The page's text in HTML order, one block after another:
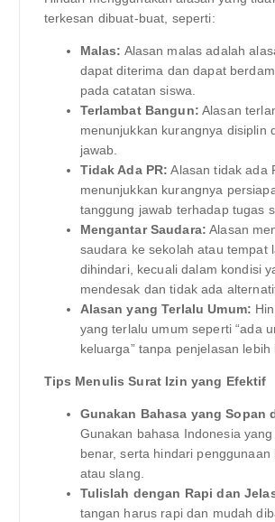
terkesan dibuat-buat, seperti:
Malas: Alasan malas adalah
dapat diterima dan dapat
pada catatan siswa.
Terlambat Bangun: Alasan
menunjukkan kurangnya disiplin
jawab.
Tidak Ada PR: Alasan tidak ada
menunjukkan kurangnya
tanggung jawab terhadap tugas
Mengantar Saudara: Alasan
saudara ke sekolah atau tempat
dihindari, kecuali dalam kondisi
mendesak dan tidak ada
Alasan yang Terlalu Umum:
yang terlalu umum seperti “ada
keluarga” tanpa penjelasan lebih
Tips Menulis Surat Izin yang Efektif
Gunakan Bahasa yang Sopan
Gunakan bahasa Indonesia
benar, serta hindari penggunaan
atau slang.
Tulislah dengan Rapi dan
tangan harus rapi dan mudah